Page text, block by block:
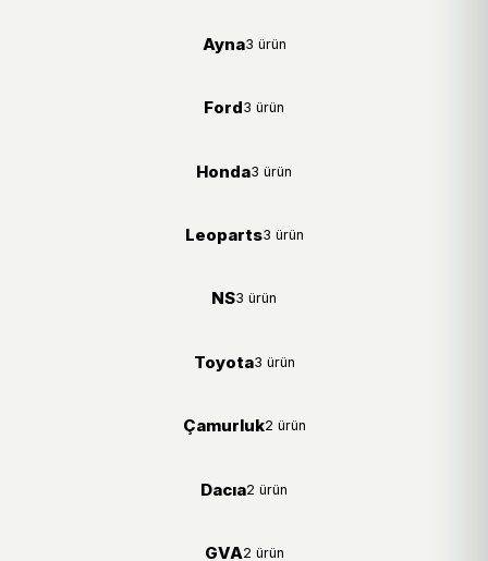
Ayna3 ürün
Ford3 ürün
Honda3 ürün
Leoparts3 ürün
NS3 ürün
Toyota3 ürün
Çamurluk2 ürün
Dacıa2 ürün
GVA2 ürün